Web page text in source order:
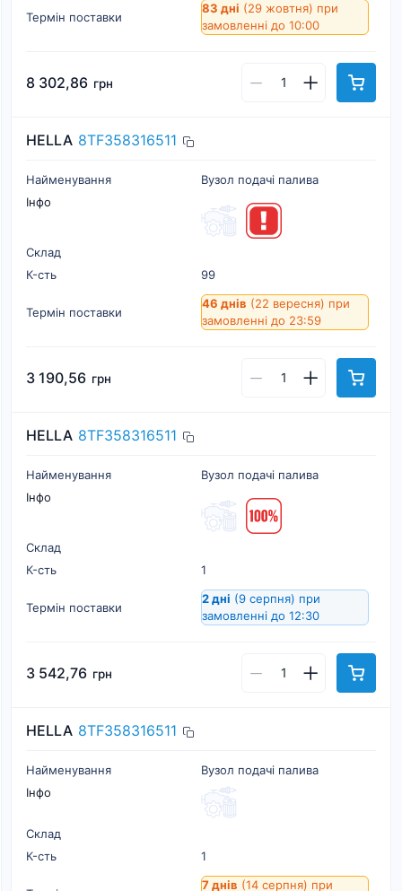
Термін поставки
83 дні (29 жовтня) при
замовленні до 10:00
8 302,86 грн
HELLA 8TF358316511
Найменування
Вузол подачі палива
Інфо
Склад
К-cть
99
Термін поставки
46 днів (22 вересня) при
замовленні до 23:59
3 190,56 грн
HELLA 8TF358316511
Найменування
Вузол подачі палива
Інфо
Склад
К-cть
1
Термін поставки
2 дні (9 серпня) при
замовленні до 12:30
3 542,76 грн
HELLA 8TF358316511
Найменування
Вузол подачі палива
Інфо
Склад
К-cть
1
7 днів (14 серпня) при